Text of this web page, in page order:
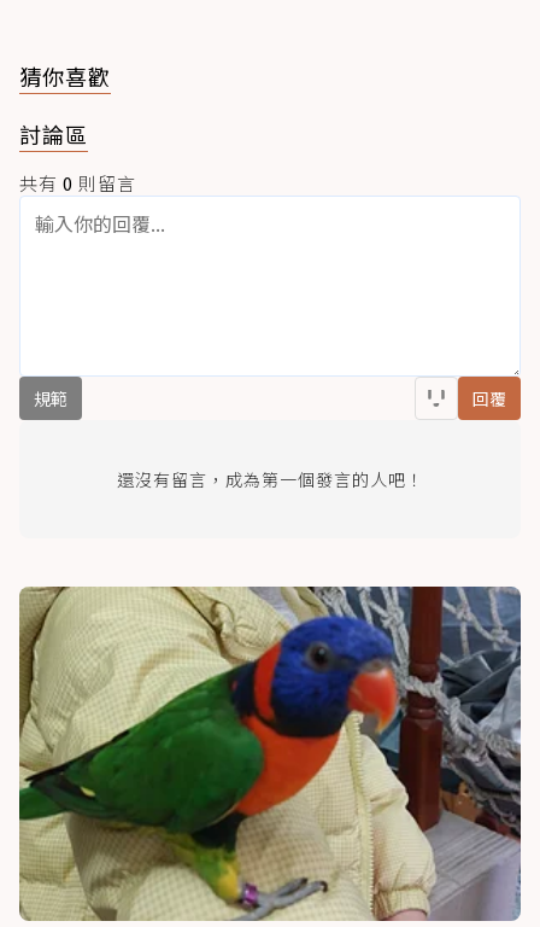
猜你喜歡
討論區
共有 0 則留言
規範 回覆
還沒有留言，成為第一個發言的人吧！